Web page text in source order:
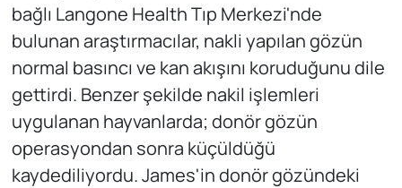
bağlı Langone Health Tıp Merkezi'nde
bulunan araştırmacılar, nakli yapılan gözün
normal basıncı ve kan akışını koruduğunu dile
gettirdi. Benzer şekilde nakil işlemleri
uygulanan hayvanlarda; donör gözün
operasyondan sonra küçüldüğü
kaydediliyordu. James'in donör gözündeki